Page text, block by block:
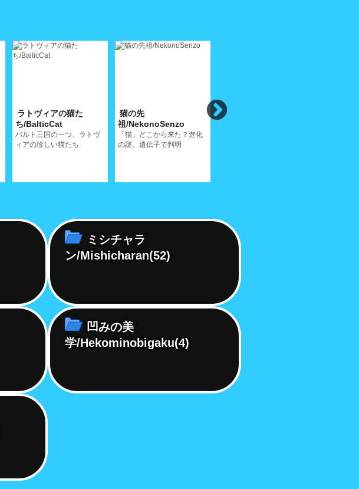
ラトヴィアの猫た
ち/BalticCat
バルト三国の一つ、ラトヴ
ィアの珍しい猫たち
猫の先
祖/NekonoSenzo
「猫」どこから来た？進化
の謎、遺伝子で判明
異国(スペイン・カダケ
ミシチャラ
ン/Mishicharan(52)
凹みの美
学/Hekominobigaku(4)